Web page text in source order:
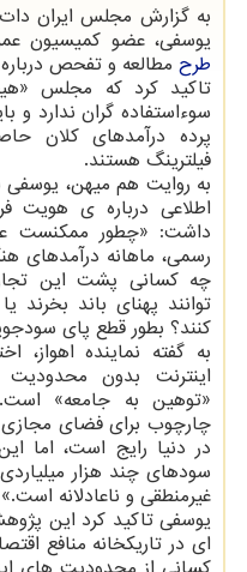
به گزارش مجلس ایران دات
یوسفی، عضو کمیسیون
طرح مطالعه و تفحص
تاکید کرد که مجلس
سوءاستفاده گران
پرده درآمدهای کلان
فیلترینگ هستند.
به روایت هم میهن، یوسفی
اطلاعی درباره ی هویت
داشت: «چطور ممکنست
رسمی، ماهانه درآمدهای
چه کسانی پشت این
توانند پهنای باند بخرند
کنند؟ بطور قطع پای
به گفته نماینده اهواز،
اینترنت بدون
«توهین به جامعه»
چارچوب برای فضای
در دنیا رایج است، اما
سودهای چند هزار
غیرمنطقی و ناعادلانه است.»
یوسفی تاکید کرد این
ای در تاریکخانه منافع